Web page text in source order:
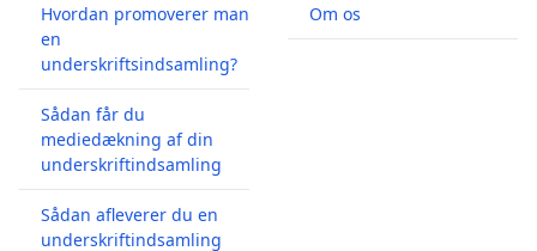
Hvordan promoverer man
en
underskriftsindsamling?
Sådan får du
mediedækning af din
underskriftindsamling
Sådan afleverer du en
underskriftindsamling
Om os